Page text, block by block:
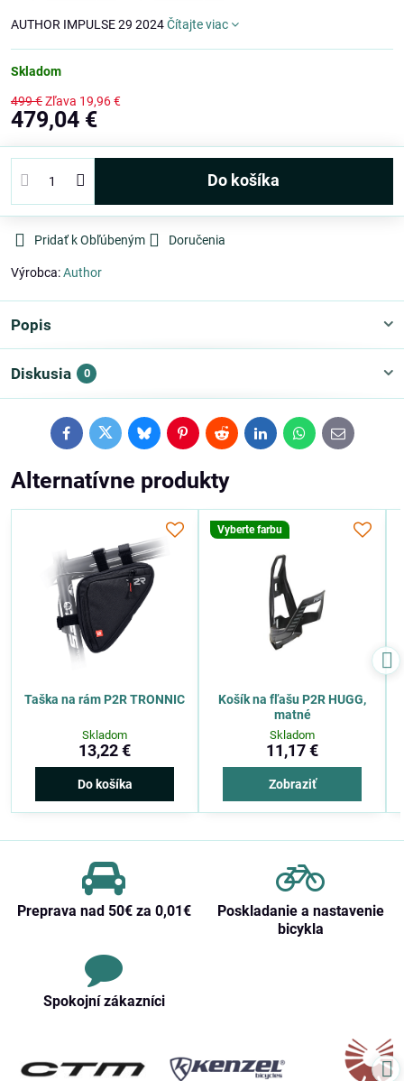
AUTHOR IMPULSE 29 2024Čítajte viac
Skladom
499 €Zľava 19,96 €
479,04 €
Do košíka
Pridať k Obľúbeným Doručenia
Výrobca:Author
Popis
Diskusia 0
FacebookTwitterBlueskyPinterestRedditLinkedInWhatsApp
E-
mail
Alternatívne produkty
Taška na rám P2R TRONNIC
Skladom
13,22 €
Do košíka
Vyberte farbu
Košík na fľašu P2R HUGG,
matné
Skladom
11,17 €
Zobraziť
Preprava nad 50€ za 0,01€
Poskladanie a nastavenie
bicykla
Spokojní zákazníci